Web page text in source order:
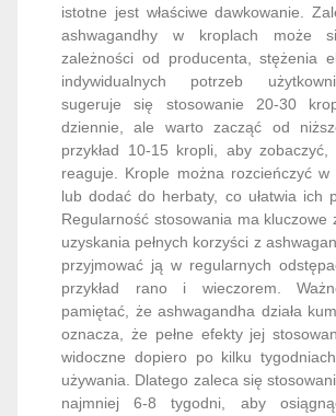
istotne jest właściwe dawkowanie.
ashwagandhy w kroplach może
zależności od producenta, stężenia
indywidualnych potrzeb
sugeruje się stosowanie 20-30
dziennie, ale warto zacząć od
przykład 10-15 kropli, aby zobaczyć,
reaguje. Krople można rozcieńczyć w
lub dodać do herbaty, co ułatwia ich
Regularność stosowania ma kluczowe
uzyskania pełnych korzyści z
przyjmować ją w regularnych
przykład rano i wieczorem.
pamiętać, że ashwagandha działa
oznacza, że pełne efekty jej
widoczne dopiero po kilku
używania. Dlatego zaleca się
najmniej 6-8 tygodni, aby